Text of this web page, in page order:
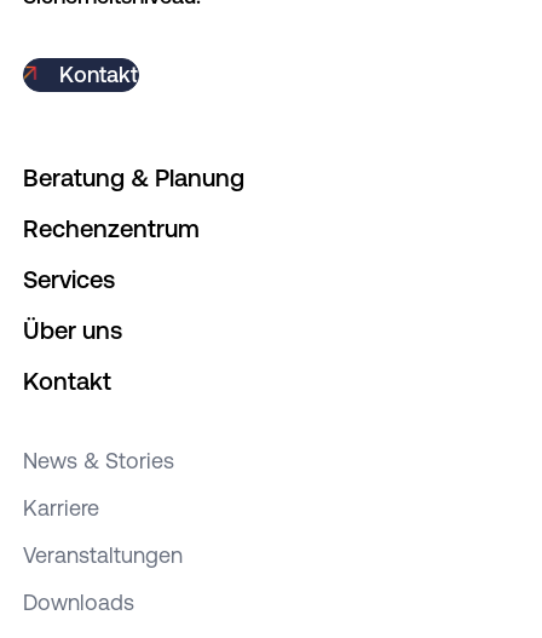
Kontakt
Beratung & Planung
Rechenzentrum
Services
Über uns
Kontakt
News & Stories
Karriere
Veranstaltungen
Downloads